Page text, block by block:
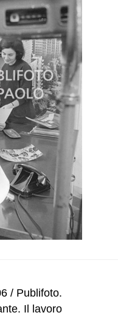
/ Publifoto.
Il lavoro